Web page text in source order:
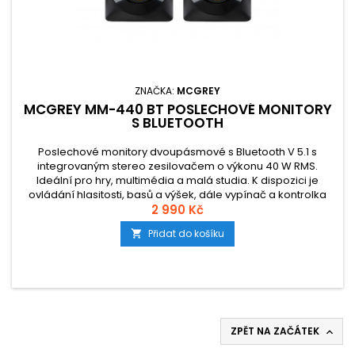
ZNAČKA: MCGREY
MCGREY MM-440 BT POSLECHOVÉ MONITORY
S BLUETOOTH
Poslechové monitory dvoupásmové s Bluetooth V 5.1 s
integrovaným stereo zesilovačem o výkonu 40 W RMS.
Ideální pro hry, multimédia a malá studia. K dispozici je
ovládání hlasitosti, basů a výšek, dále vypínač a kontrolka
Bluetooth také na zadní straně boxu. Barva černá se žlutými
membránami.
2 990 Kč
 Přidat do košíku
ZPĚT NA ZAČÁTEK 